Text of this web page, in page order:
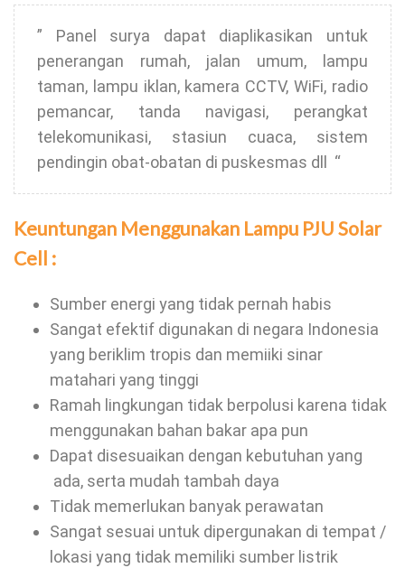
” Panel surya dapat diaplikasikan untuk
penerangan rumah, jalan umum, lampu
taman, lampu iklan, kamera CCTV, WiFi, radio
pemancar, tanda navigasi, perangkat
telekomunikasi, stasiun cuaca, sistem
pendingin obat-obatan di puskesmas dll “
Keuntungan Menggunakan Lampu PJU Solar
Cell :
Sumber energi yang tidak pernah habis
Sangat efektif digunakan di negara Indonesia
yang beriklim tropis dan memiiki sinar
matahari yang tinggi
Ramah lingkungan tidak berpolusi karena tidak
menggunakan bahan bakar apa pun
Dapat disesuaikan dengan kebutuhan yang
ada, serta mudah tambah daya
Tidak memerlukan banyak perawatan
Sangat sesuai untuk dipergunakan di tempat /
lokasi yang tidak memiliki sumber listrik